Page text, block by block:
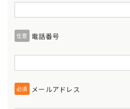
任意 電話番号
必須 メールアドレス